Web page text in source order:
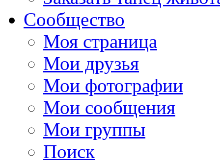
Сообщество
Моя страница
Мои друзья
Мои фотографии
Мои сообщения
Мои группы
Поиск